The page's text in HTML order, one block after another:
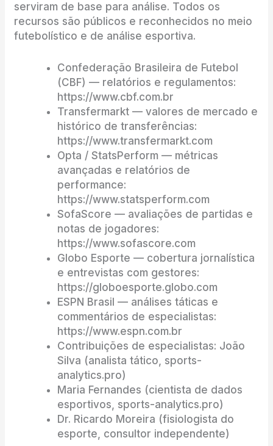
serviram de base para análise. Todos os
recursos são públicos e reconhecidos no meio
futebolístico e de análise esportiva.
Confederação Brasileira de Futebol
(CBF) — relatórios e regulamentos:
https://www.cbf.com.br
Transfermarkt — valores de mercado e
histórico de transferências:
https://www.transfermarkt.com
Opta / StatsPerform — métricas
avançadas e relatórios de
performance:
https://www.statsperform.com
SofaScore — avaliações de partidas e
notas de jogadores:
https://www.sofascore.com
Globo Esporte — cobertura jornalística
e entrevistas com gestores:
https://globoesporte.globo.com
ESPN Brasil — análises táticas e
commentários de especialistas:
https://www.espn.com.br
Contribuições de especialistas: João
Silva (analista tático, sports-
analytics.pro)
Maria Fernandes (cientista de dados
esportivos, sports-analytics.pro)
Dr. Ricardo Moreira (fisiologista do
esporte, consultor independente)